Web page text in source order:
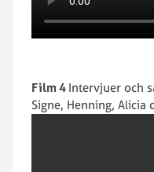
Film 4 Intervjuer och
Signe, Henning, Alicia